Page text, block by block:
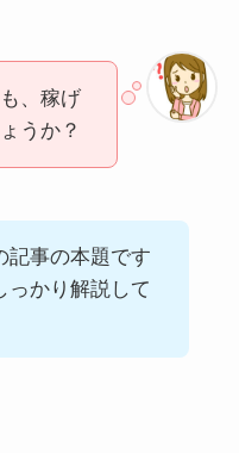
、稼げ
うか？
記事の本題です
っかり解説して